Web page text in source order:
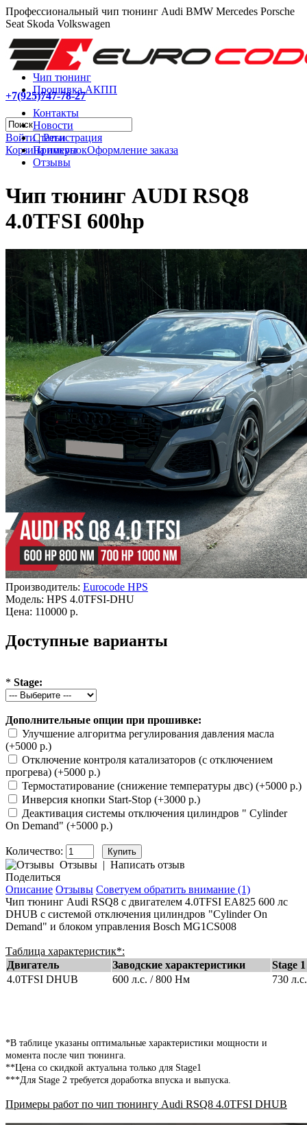
Профессиональный чип тюнинг Audi BMW Mercedes Porsche
Seat Skoda Volkswagen
+7(925)747-78-27
Войти|Регистрация
Корзина покупокОформление заказа
Чип тюнинг
Прошивка АКПП
Контакты
Новости
Статьи
Примеры
Отзывы
Чип тюнинг AUDI RSQ8
4.0TFSI 600hp
Производитель: Eurocode HPS
Модель: HPS 4.0TFSI-DHU
Цена: 110000 р.
Доступные варианты
* Stage:
Дополнительные опции при прошивке:
Улучшение алгоритма регулирования давления масла
(+5000 р.)
Отключение контроля катализаторов (с отключением
прогрева) (+5000 р.)
Термостатирование (снижение температуры двс) (+5000 р.)
Инверсия кнопки Start-Stop (+3000 р.)
Деактивация системы отключения цилиндров " Cylinder
On Demand" (+5000 р.)
Количество:
Отзывы | Написать отзыв
Поделиться
Описание Отзывы Советуем обратить внимание (1)
Чип тюнинг Audi RSQ8 с двигателем 4.0TFSI EA825 600 лс
DHUB с системой отключения цилиндров "Cylinder On
Demand" и блоком управления Bosch MG1CS008
Таблица характеристик*:
Двигатель
Заводские характеристики
Stage 1
4.0TFSI DHUB
600 л.с. / 800 Нм 730
*В таблице указаны оптимальные характеристики мощности и
момента после чип тюнинга.
**Цена со скидкой актуальна только для Stage1
***Для Stage 2 требуется доработка впуска и выпуска.
Примеры работ по чип тюнингу Audi RSQ8 4.0TFSI DHUB